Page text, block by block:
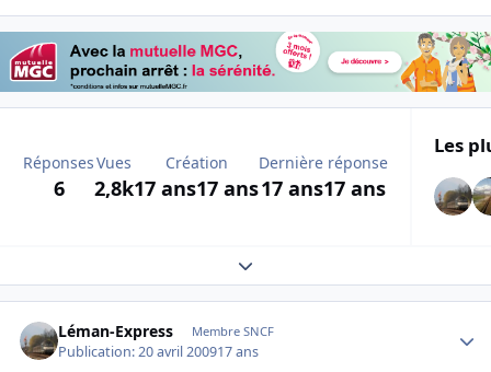
Réponses
6
Vues
2,8k
Création
17 ans17 ans
Dernière réponse
17 ans17 ans
Les
Expand topic overview
Léman-Express Membre SNCF
Publication:20 avril 200917 ans